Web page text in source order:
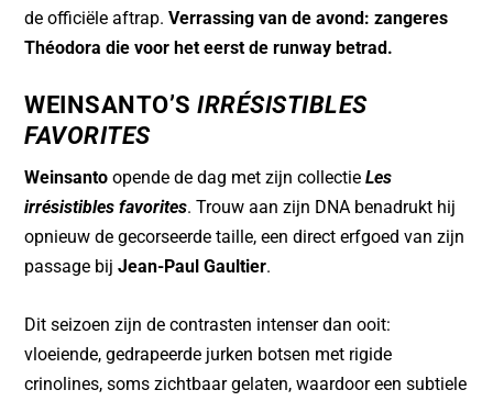
de officiële aftrap.Verrassing van de avond: zangeres
Théodora die voor het eerst de runway betrad.
WEINSANTO’SIRRÉSISTIBLES
FAVORITES
Weinsanto opende de dag met zijn collectieLes
irrésistibles favorites. Trouw aan zijn DNA benadrukt hij
opnieuw de gecorseerde taille, een direct erfgoed van zijn
passage bijJean-Paul Gaultier.
Dit seizoen zijn de contrasten intenser dan ooit:
vloeiende, gedrapeerde jurken botsen met rigide
crinolines, soms zichtbaar gelaten, waardoor een subtiele